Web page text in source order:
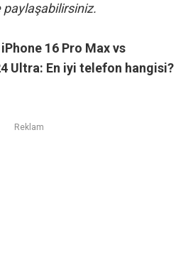
paylaşabilirsiniz.
iPhone 16 Pro Max vs
Ultra: En iyi telefon hangisi?
Reklam